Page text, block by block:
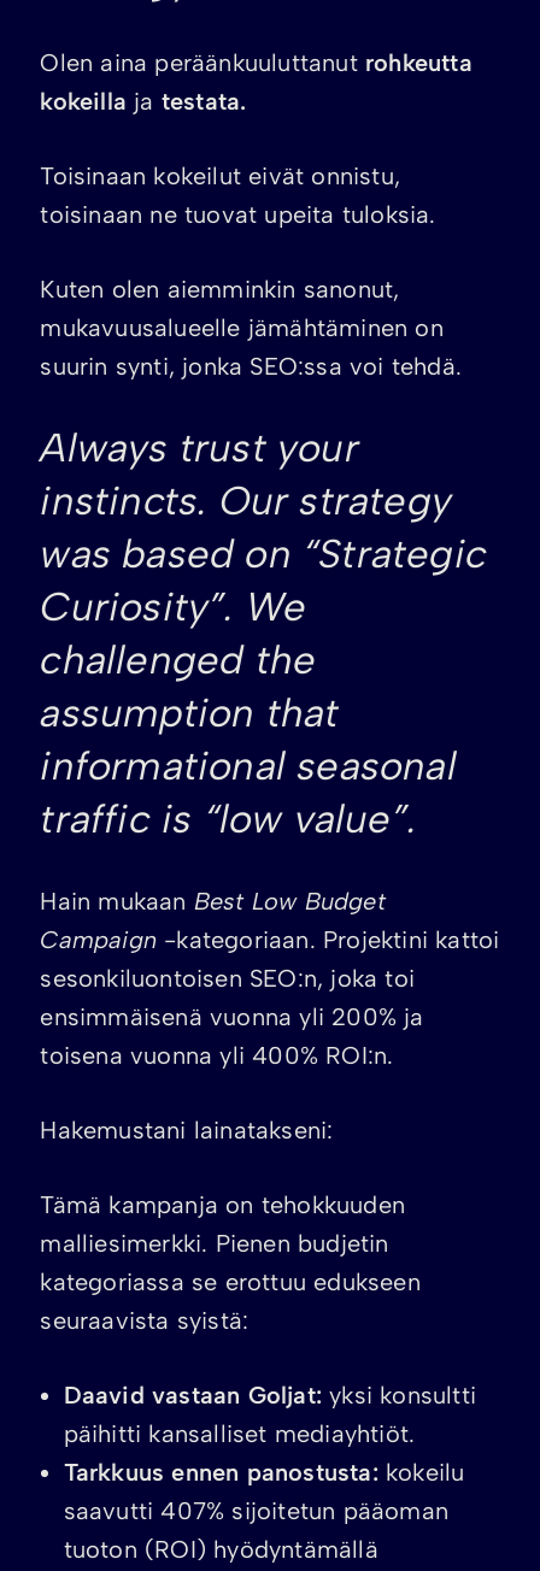
Olen aina peräänkuuluttanut rohkeutta
kokeilla ja testata.
Toisinaan kokeilut eivät onnistu,
toisinaan ne tuovat upeita tuloksia.
Kuten olen aiemminkin sanonut,
mukavuusalueelle jämähtäminen on
suurin synti, jonka SEO:ssa voi tehdä.
Always trust your
instincts. Our strategy
was based on “Strategic
Curiosity”. We
challenged the
assumption that
informational seasonal
traffic is “low value”.
Hain mukaan Best Low Budget
Campaign -kategoriaan. Projektini kattoi
sesonkiluontoisen SEO:n, joka toi
ensimmäisenä vuonna yli 200% ja
toisena vuonna yli 400% ROI:n.
Hakemustani lainatakseni:
Tämä kampanja on tehokkuuden
malliesimerkki. Pienen budjetin
kategoriassa se erottuu edukseen
seuraavista syistä:
Daavid vastaan Goljat:yksi konsultti
päihitti kansalliset mediayhtiöt.
Tarkkuus ennen panostusta:kokeilu
saavutti 407% sijoitetun pääoman
tuoton (ROI) hyödyntämällä